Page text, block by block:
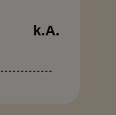
k.A.